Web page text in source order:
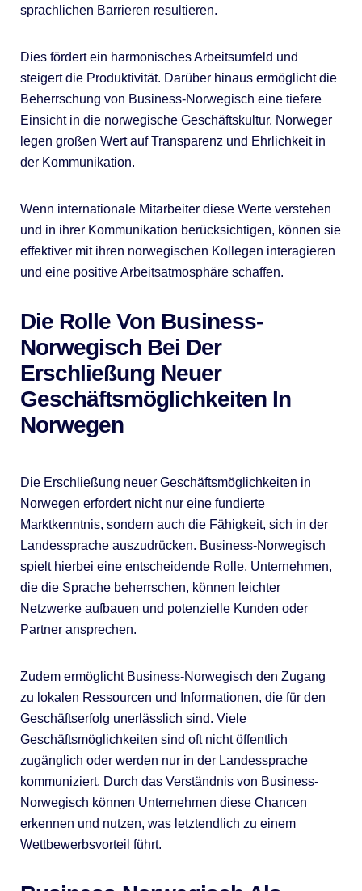
sprachlichen Barrieren resultieren.
Dies fördert ein harmonisches Arbeitsumfeld und
steigert die Produktivität. Darüber hinaus ermöglicht die
Beherrschung von Business-Norwegisch eine tiefere
Einsicht in die norwegische Geschäftskultur. Norweger
legen großen Wert auf Transparenz und Ehrlichkeit in
der Kommunikation.
Wenn internationale Mitarbeiter diese Werte verstehen
und in ihrer Kommunikation berücksichtigen, können sie
effektiver mit ihren norwegischen Kollegen interagieren
und eine positive Arbeitsatmosphäre schaffen.
Die Rolle Von Business-
Norwegisch Bei Der
Erschließung Neuer
Geschäftsmöglichkeiten In
Norwegen
Die Erschließung neuer Geschäftsmöglichkeiten in
Norwegen erfordert nicht nur eine fundierte
Marktkenntnis, sondern auch die Fähigkeit, sich in der
Landessprache auszudrücken. Business-Norwegisch
spielt hierbei eine entscheidende Rolle. Unternehmen,
die die Sprache beherrschen, können leichter
Netzwerke aufbauen und potenzielle Kunden oder
Partner ansprechen.
Zudem ermöglicht Business-Norwegisch den Zugang
zu lokalen Ressourcen und Informationen, die für den
Geschäftserfolg unerlässlich sind. Viele
Geschäftsmöglichkeiten sind oft nicht öffentlich
zugänglich oder werden nur in der Landessprache
kommuniziert. Durch das Verständnis von Business-
Norwegisch können Unternehmen diese Chancen
erkennen und nutzen, was letztendlich zu einem
Wettbewerbsvorteil führt.